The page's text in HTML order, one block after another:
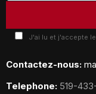
J'ai lu et j'accepte
Contactez-nous:
Telephone: 519-